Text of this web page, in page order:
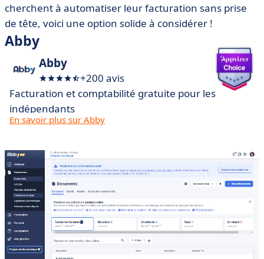
cherchent à automatiser leur facturation sans prise
de tête, voici une option solide à considérer !
Abby
Abby
+200 avis
Facturation et comptabilité gratuite pour les
indépendants
En savoir plus sur Abby